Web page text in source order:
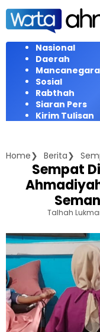
Langsung
konten
Nasional
Daerah
Mancanegara
Sosial
Rabthah
Siaran Pers
Kirim Tulisan
Home Berita
Sempat
Talhah